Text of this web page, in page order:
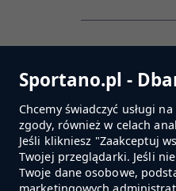
Sportano.pl -
Chcemy świadczyć usługi
zgody, również w celach
Jeśli klikniesz "Zaakceptuj
Twojej przeglądarki. Jeśli
Twoje dane osobowe,